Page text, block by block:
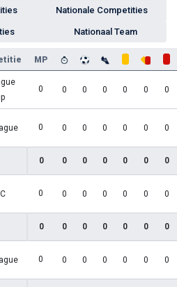
Nationale Competities
Nationaal Team
MP
0 0 0 0 0 0 0
0 0 0 0 0 0 0
0 0 0 0 0 0 0
0 0 0 0 0 0 0
0 0 0 0 0 0 0
0 0 0 0 0 0 0